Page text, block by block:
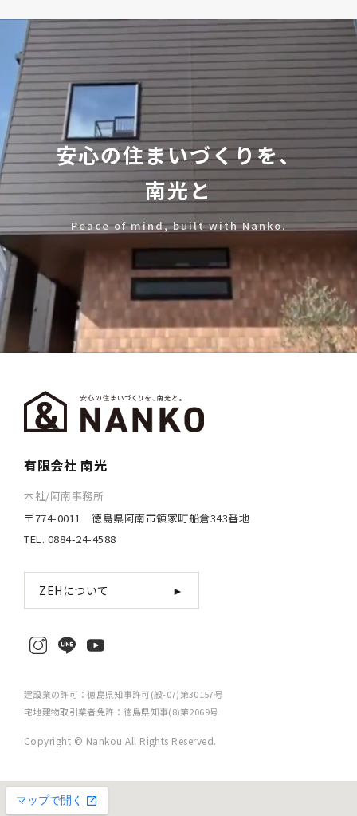
安心の住まいづくりを、
南光と
Peace of mind, built with Nanko.
有限会社 南光
本社/阿南事務所
〒774-0011 徳島県阿南市領家町船倉343番地
TEL. 0884-24-4588
ZEHについて ►
建設業の許可：徳島県知事許可(般-07)第30157号
宅地建物取引業者免許：徳島県知事(8)第2069号
Copyright © Nankou All Rights Reserved.